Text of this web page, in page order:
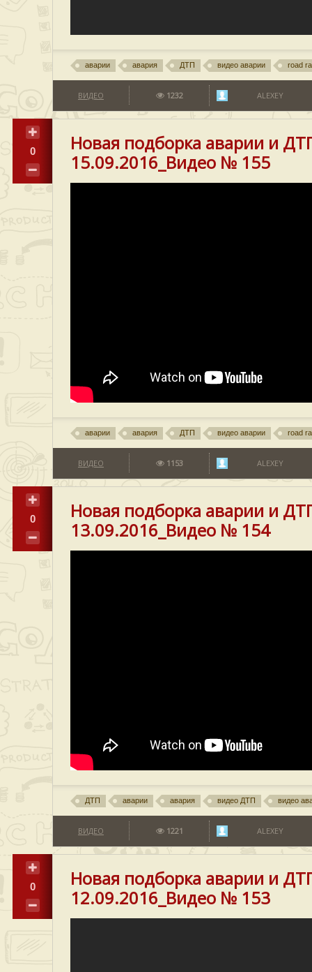
аварии авария ДТП видео аварии road
ВИДЕО 1232 ALEXEY
0
Новая подборка аварии и
15.09.2016_Видео № 155
аварии авария ДТП видео аварии road
ВИДЕО 1153 ALEXEY
0
Новая подборка аварии и
13.09.2016_Видео № 154
ДТП аварии авария видео ДТП видео
ВИДЕО 1221 ALEXEY
0
Новая подборка аварии и
12.09.2016_Видео № 153